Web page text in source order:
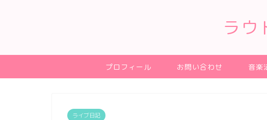
ラウ
プロフィール お問い合わせ 音楽
ライブ日記